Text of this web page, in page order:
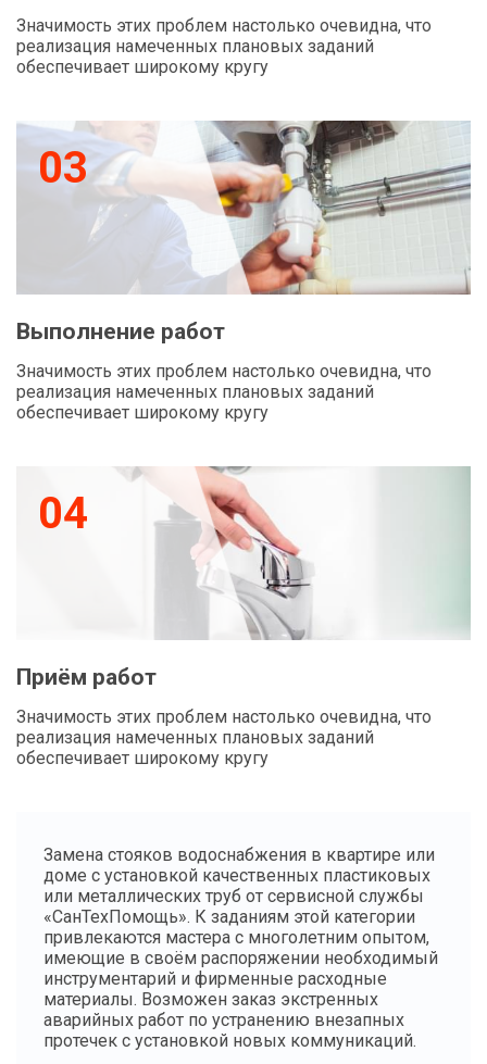
Значимость этих проблем настолько очевидна, что
реализация намеченных плановых заданий
обеспечивает широкому кругу
03
Выполнение работ
Значимость этих проблем настолько очевидна, что
реализация намеченных плановых заданий
обеспечивает широкому кругу
04
Приём работ
Значимость этих проблем настолько очевидна, что
реализация намеченных плановых заданий
обеспечивает широкому кругу
Замена стояков водоснабжения в квартире или
доме с установкой качественных пластиковых
или металлических труб от сервисной службы
«СанТехПомощь». К заданиям этой категории
привлекаются мастера с многолетним опытом,
имеющие в своём распоряжении необходимый
инструментарий и фирменные расходные
материалы. Возможен заказ экстренных
аварийных работ по устранению внезапных
протечек с установкой новых коммуникаций.